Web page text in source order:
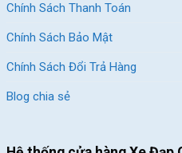
BRVT cũ)
CH 4:216A Đ. Độc Lập,
HCM (Q.Thủ Đức cũ)
cũ)
Chính Sách Thanh Toán
Chính Sách Bảo Mật
Chính Sách Đổi Trả Hàng
Blog chia sẻ